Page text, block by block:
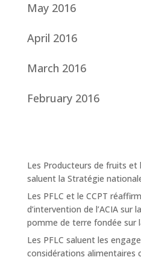
May 2016
April 2016
March 2016
February 2016
Les Producteurs de fruits et
saluent la Stratégie
Les PFLC et le CCPT
d’intervention de l’ACIA sur
pomme de terre fondée sur
Les PFLC saluent les
considérations alimentaires